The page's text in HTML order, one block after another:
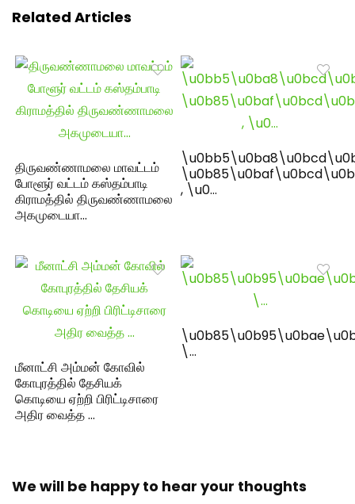
Related Articles
திருவண்ணாமலை மாவட்டம்
போளூர் வட்டம் கஸ்தம்பாடி
கிராமத்தில் திருவண்ணாமலை
அகமுடையா…
, \u0…
மீனாட்சி அம்மன் கோவில்
கோபுரத்தில் தேசியக்
கொடியை ஏற்றி பிரிட்டிசாரை
அதிர வைத்த …
\…
We will be happy to hear your thoughts